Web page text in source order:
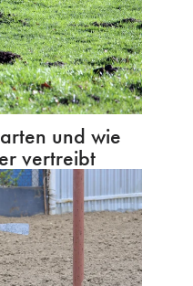
und wie
vertreibt